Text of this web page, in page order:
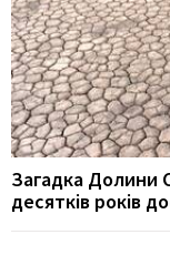
Загадка Долини
десятків років